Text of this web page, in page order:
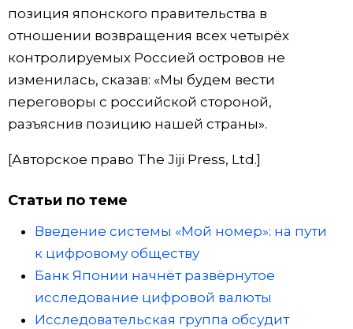
позиция японского правительства в
отношении возвращения всех четырёх
контролируемых Россией островов не
изменилась, сказав: «Мы будем вести
переговоры с российской стороной,
разъяснив позицию нашей страны».
[Авторское право The Jiji Press, Ltd.]
Статьи по теме
Введение системы «Мой номер»: на пути
к цифровому обществу
Банк Японии начнёт развёрнутое
исследование цифровой валюты
Исследовательская группа обсудит